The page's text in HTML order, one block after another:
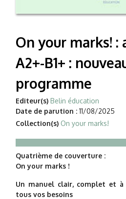
On your marks! :
A2+-B1+ :
programme
Editeur(s) Belin éducation
Date de parution : 11/08/2025
Collection(s) On your marks!
Quatrième de couverture :
On your marks !
Un manuel clair, complet et
tous vos besoins